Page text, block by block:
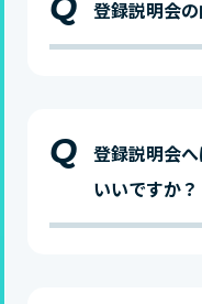
Q 登録説明会の
Q
登録説明会
いいですか？